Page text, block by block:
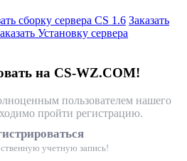
сборку сервера CS 1.6 Заказать
Установку сервера
на CS-WZ.COM!
пользователем нашего
пройти регистрацию.
учетную запись!